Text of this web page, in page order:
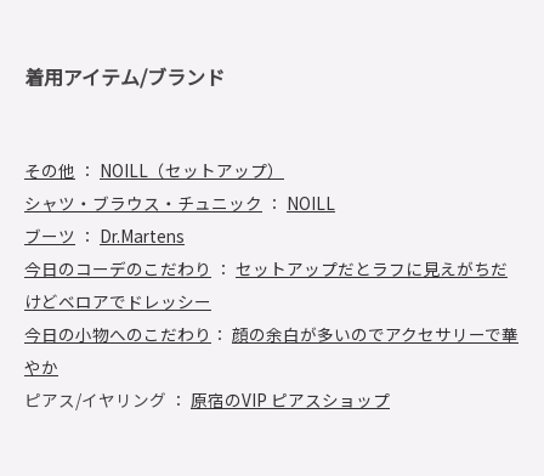
着用アイテム/ブランド
その他 ： NOILL（セットアップ）
シャツ・ブラウス・チュニック ： NOILL
ブーツ ： Dr.Martens
今日のコーデのこだわり ： セットアップだとラフに見えがちだ
けどベロアでドレッシー
今日の小物へのこだわり ： 顔の余白が多いのでアクセサリーで華
やか
ピアス/イヤリング ： 原宿のVIP ピアスショップ